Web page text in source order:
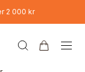
2 000 kr